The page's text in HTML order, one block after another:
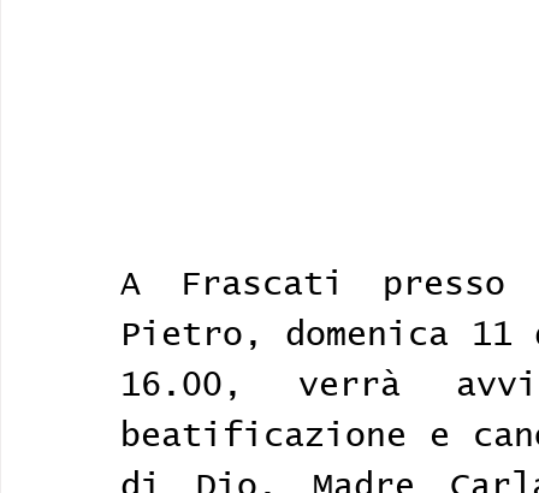
A Frascati
Pietro, domenica
16.00, verrà
beatificazione e